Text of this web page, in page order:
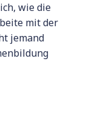
wie die
mit der
jemand